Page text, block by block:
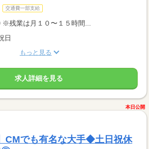
交通費一部支給
※残業は月１０〜１５時間...
日
もっと見る
求人詳細を見る
本日公開
CMでも有名な大手◆土日祝休